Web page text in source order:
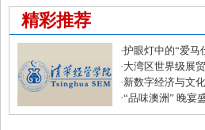
精彩推荐
·护眼灯中的“爱马
·大湾区世界级展
居打造建材家居业
·新数字经济与文
化中心年度盛典
·“品味澳洲” 晚宴
式美味